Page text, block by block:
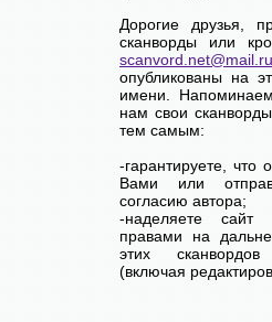
Дорогие друзья,
сканворды или
scanvord.net@mail.ru
опубликованы на
имени.
нам свои
тем самым:
-гарантируете, что
Вами или
согласию автора;
-наделяете сайт
правами на
этих
(включая